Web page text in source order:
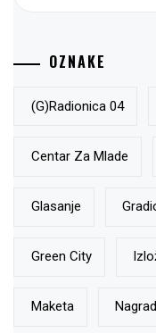
OZNAKE
(g)radionica 04
Centar Za Mlade
Glasanje
Green City
Maketa